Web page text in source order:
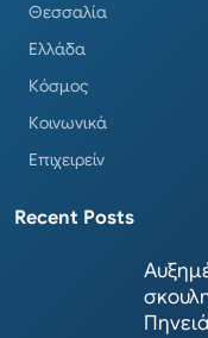
Θεσσαλία
Ελλάδα
Κόσμος
Κοινωνικά
Επιχειρείν
Recent Posts